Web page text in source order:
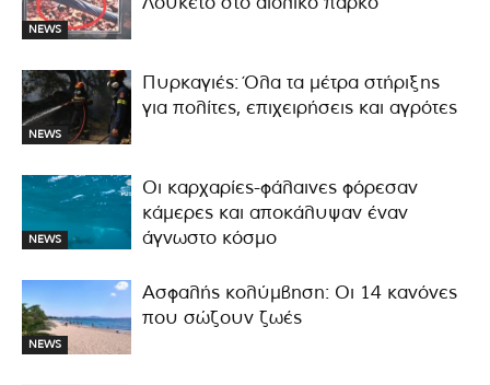
NEWS
NEWS
Πυρκαγιές: Όλα τα μέτρα στήριξης
για πολίτες, επιχειρήσεις και αγρότες
NEWS
Οι καρχαρίες-φάλαινες φόρεσαν
κάμερες και αποκάλυψαν έναν
άγνωστο κόσμο
NEWS
Ασφαλής κολύμβηση: Οι 14 κανόνες
που σώζουν ζωές